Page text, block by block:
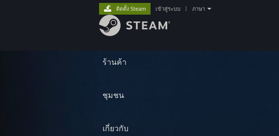
ร้านค้า
ชุมชน
เกี่ยวกับ
ติดตั้ง Steam เข้าสู่ระบบ ภาษา